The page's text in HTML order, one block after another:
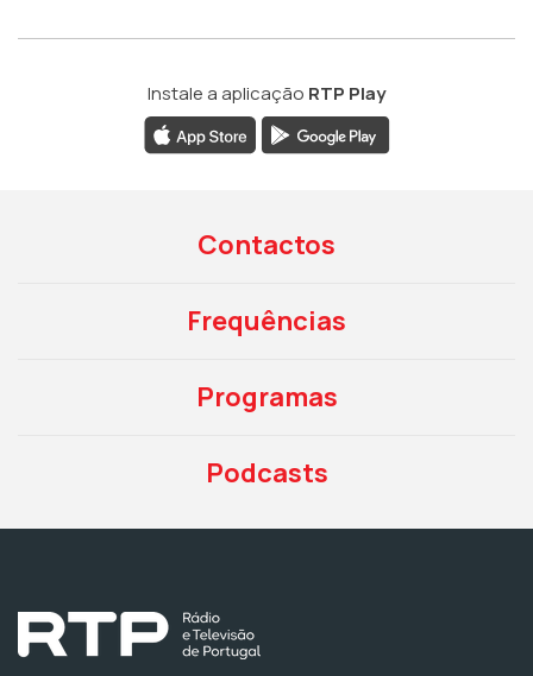
Instale a aplicação RTP Play
Contactos
Frequências
Programas
Podcasts